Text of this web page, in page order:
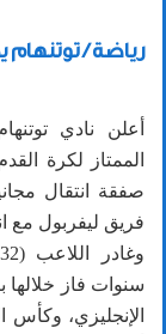
رياضة /
أعلن نادي
الممتاز لكرة
صفقة انتقال
فريق ليفربول مع
سنوات فاز خلالها
الإنجليزي،